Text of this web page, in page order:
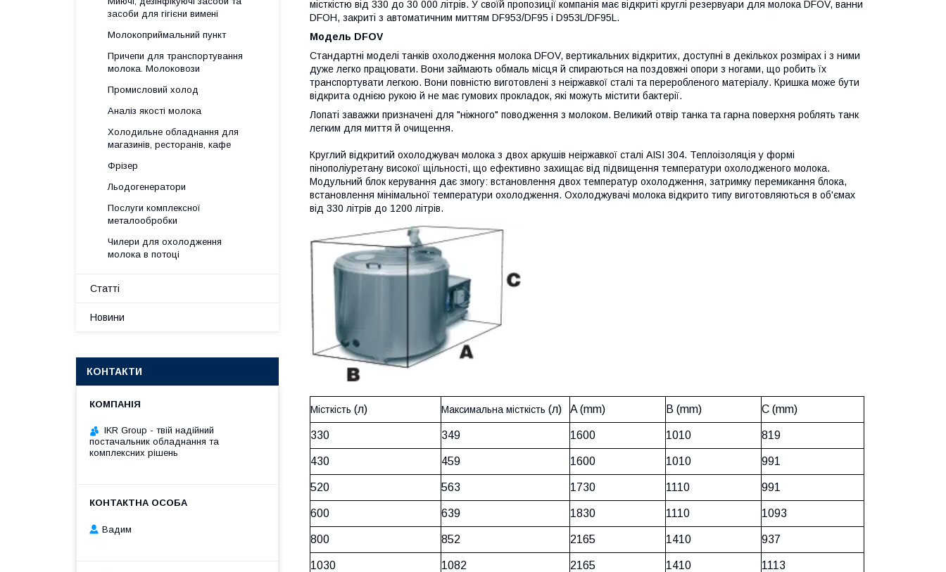
місткістю від 330 до 30 000 літрів. У своїй пропозиції компанія має відкриті круглі резервуари для молока DFOV, ванни
DFOH, закриті з автоматичним миттям DF953/DF95 і D953L/DF95L.
Модель DFOV
Стандартні моделі танків охолодження молока DFOV, вертикальних відкритих, доступні в декількох розмірах і з ними
дуже легко працювати. Вони займають обмаль місця й спираються на поздовжні опори з ногами, що робить їх
транспортувати легкою. Вони повністю виготовлені з неіржавкої сталі та переробленого матеріалу. Кришка може бути
відкрита однією рукою й не має гумових прокладок, які можуть містити бактерії.
Лопаті заважки призначені для "ніжного" поводження з молоком. Великий отвір танка та гарна поверхня роблять танк
легким для миття й очищення.
Круглий відкритий охолоджувач молока з двох аркушів неіржавкої сталі AISI 304. Теплоізоляція у формі
пінополіуретану високої щільності, що ефективно захищає від підвищення температури охолодженого молока.
Модульний блок керування дає змогу: встановлення двох температур охолодження, затримку перемикання блока,
встановлення мінімальної температури охолодження. Охолоджувачі молока відкрито типу виготовляються в об'ємах
від 330 літрів до 1200 літрів.
Місткість (л) Максимальна місткість (л) A (mm) B (mm) C (mm)
330 349 1600 1010 819
430 459 1600 1010 991
520 563 1730 1110 991
600 639 1830 1110 1093
800 852 2165 1410 937
1030 1082 2165 1410 1113
засоби для гігієни вимені
Молокоприймальний пункт
Причепи для транспортування
молока. Молоковози
Промисловий холод
Аналіз якості молока
Холодильне обладнання для
магазинів, ресторанів, кафе
Фрізер
Льодогенератори
Послуги комплексної
металообробки
Чилери для охолодження
молока в потоці
Статті
Новини
КОНТАКТИ
IKR Group - твій надійний
постачальник обладнання та
комплексних рішень
Вадим